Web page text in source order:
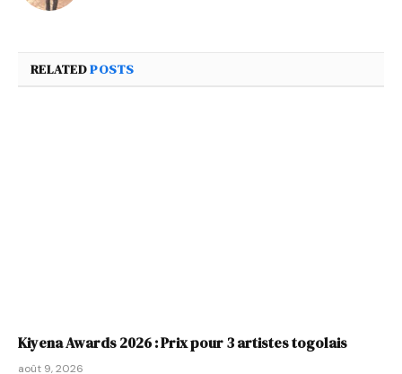
RELATEDPOSTS
Kiyena Awards 2026 : Prix pour 3 artistes togolais
août 9, 2026